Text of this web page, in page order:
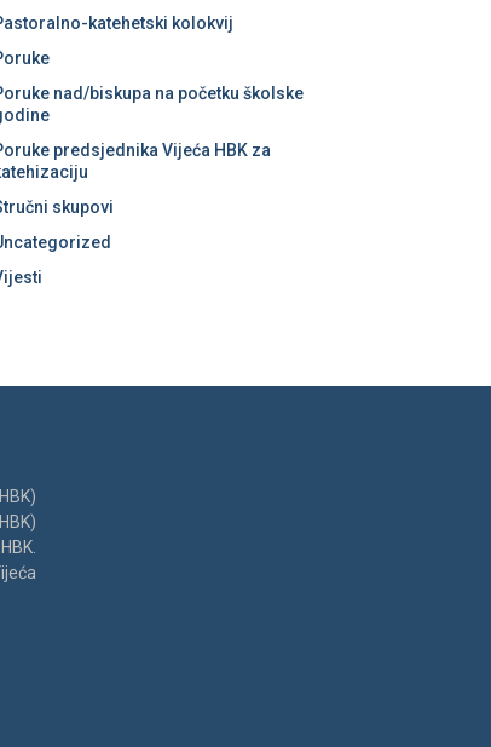
katehetski kolokvij
nad/biskupa na početku školske
predsjednika Vijeća HBK za
skupovi